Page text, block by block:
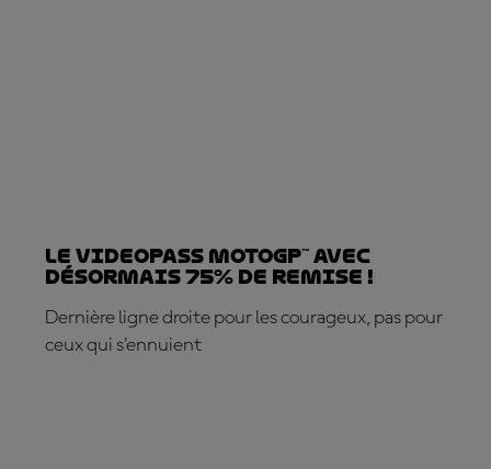
Le VideoPass MotoGP™ avec
désormais 75% de remise !
Dernière ligne droite pour les courageux, pas pour
ceux qui s’ennuient